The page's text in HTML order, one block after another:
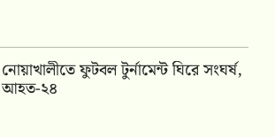
নোয়াখালীতে ফুটবল টুর্নামেন্ট ঘিরে সংঘর্ষ,
আহত-২৪